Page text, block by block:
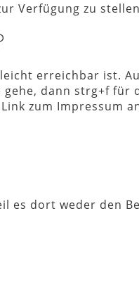
Verfügung zu
erreichbar ist.
dann strg+f für
zum Impressum
es dort weder den